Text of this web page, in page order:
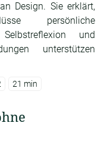
Design. Sie erklärt,
persönliche
Selbstreflexion und
unterstützen
21 min